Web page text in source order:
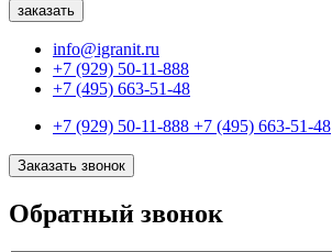
info@igranit.ru
+7 (929) 50-11-888
+7 (495) 663-51-48
+7 (929) 50-11-888 +7 (495) 663-51-48
Заказать звонок
Обратный звонок